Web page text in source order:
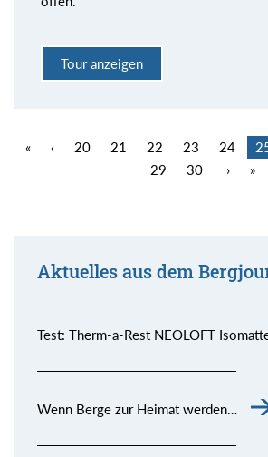
Tour anzeigen
« ‹ 20 21 22 23 24
29
30 › »
Aktuelles aus dem
Test: Therm-a-Rest NEOLOFT
Wenn Berge zur Heimat werden…